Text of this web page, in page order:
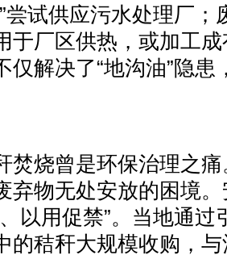
尝试供应污水处理厂；
于厂区供热，或加工
仅解决了“地沟油”隐患
焚烧曾是环保治理之
弃物无处安放的困境
以用促禁”。当地通过
的秸秆大规模收购，